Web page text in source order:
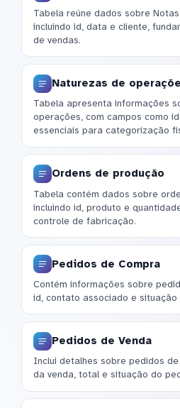
Tabela reúne dados sobre
incluindo id, data e cliente,
de vendas.
Naturezas de
Tabela apresenta informações
operações, com campos como
essenciais para categorização
Ordens de produção
Tabela contém dados sobre
incluindo id, produto e
controle de fabricação.
Pedidos de Compra
Contém informações sobre
id, contato associado e situação
Pedidos de Venda
Inclui detalhes sobre pedidos
da venda, total e situação do